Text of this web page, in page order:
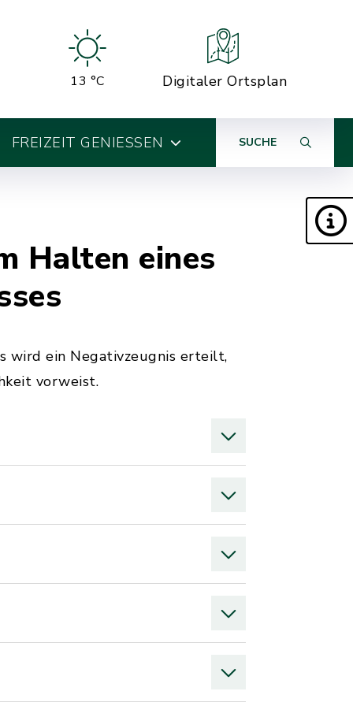
13 °C Digitaler Ortsplan
FREIZEIT GENIESSEN SUCHE
Halten eines
wird ein Negativzeugnis erteilt,
vorweist.